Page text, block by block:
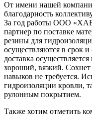
От имени нашей
благодарность
За год работы ООО
партнер по поставке
резины для
осуществляются в срок и
доставка
хороший, вязкий. Сохнет
навыков не требуется.
гидроизоляции кровли,
рулонным покрытием.
Также хотим отметить